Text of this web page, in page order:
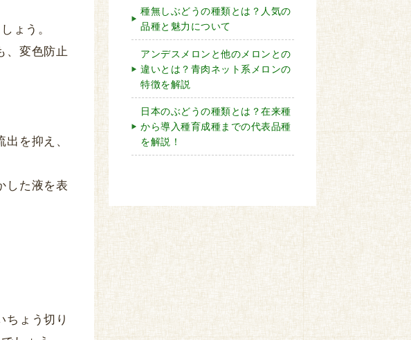
ょう。
、変色防止
を抑え、
した液を表
ちょう切り
種無しぶどうの種類とは？人気の
品種と魅力について
アンデスメロンと他のメロンとの
違いとは？青肉ネット系メロンの
特徴を解説
日本のぶどうの種類とは？在来種
から導入種育成種までの代表品種
を解説！